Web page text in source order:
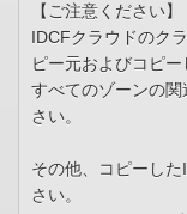
【ご注意ください】
IDCFクラウドのク
ピー元およびコピー
すべてのゾーンの
さい。
その他、コピーし
さい。